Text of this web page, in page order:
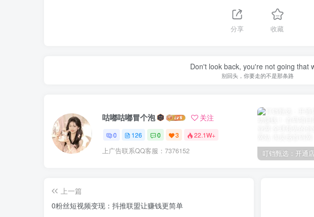
分享 收藏
Don't look back, you're not going that
别回头，你要走的不是那条路
咕嘟咕嘟冒个泡 关注
0 126 0 3 22.1W+
上广告联系QQ客服：7376152
上一篇
0粉丝短视频变现：抖推联盟让赚钱更简单